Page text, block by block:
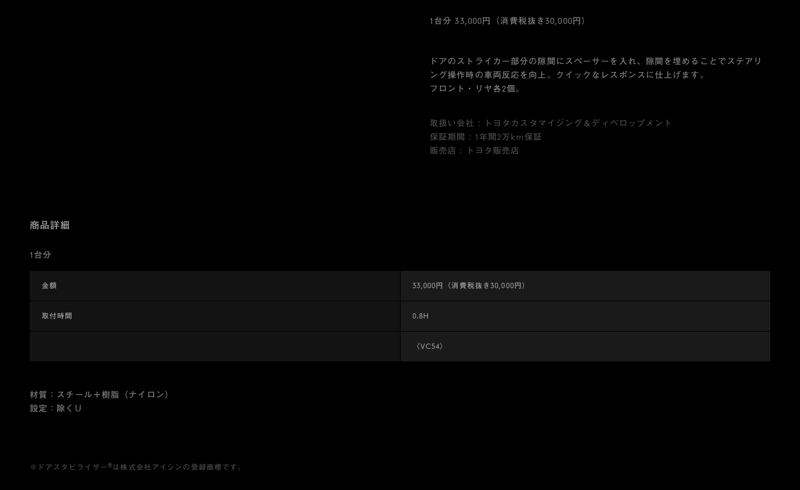
1台分 33,000円（消費税抜き30,000円）
ドアのストライカー部分の隙間にスペーサーを入れ、隙間を埋めることでステアリ
ング操作時の車両反応を向上。クイックなレスポンスに仕上げます。
フロント・リヤ各2個。
取扱い会社 : トヨタカスタマイジング＆ディベロップメント
保証期間 : 1年間2万km保証
販売店 : トヨタ販売店
商品詳細
1台分
金額 33,000円（消費税抜き30,000円）
取付時間 0.8H
〈VC54〉
材質：スチール＋樹脂（ナイロン）
設定：除くU
※ドアスタビライザー®は株式会社アイシンの登録商標です。